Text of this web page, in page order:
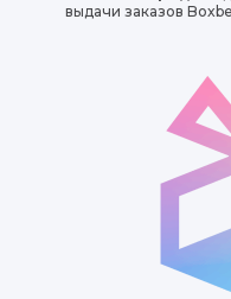
Я узнала много
Мы сделали с мужем
условиях. Было
порадовали не
выдачи заказов